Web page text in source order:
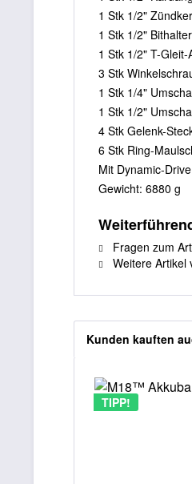
1 Stk 1/2"
1 Stk 1/2"
1 Stk 1/2" T-Gleit-
3 Stk
1 Stk 1/4"
1 Stk 1/2"
4 Stk Gelenk-
6 Stk Ring-
Mit Dynamic-
Gewicht: 6880 g
Fragen zum
Weitere Artikel
Kunden kauften
TIPP!